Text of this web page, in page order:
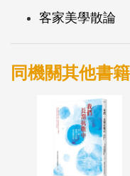
法結構變異之學術
結。本書含括六章
SSCI等級之期刊，
過，細節於各章節
體和舊有論文不同
同於以往的新觀點。
客家美學散論
同機關其他書籍